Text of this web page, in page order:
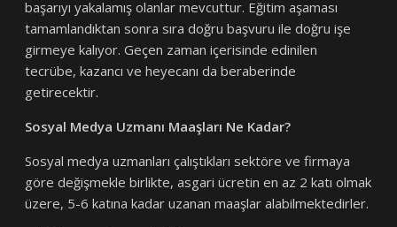
başarıyı yakalamış olanlar mevcuttur. Eğitim aşaması
tamamlandıktan sonra sıra doğru başvuru ile doğru işe
girmeye kalıyor. Geçen zaman içerisinde edinilen
tecrübe, kazancı ve heyecanı da beraberinde
getirecektir.
Sosyal Medya Uzmanı Maaşları Ne Kadar?
Sosyal medya uzmanları çalıştıkları sektöre ve firmaya
göre değişmekle birlikte, asgari ücretin en az 2 katı olmak
üzere, 5-6 katına kadar uzanan maaşlar alabilmektedirler.